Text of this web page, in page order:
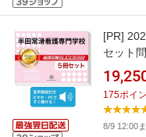
[PR]
セット
参考書
セス
175ポイ
8/9 12:00